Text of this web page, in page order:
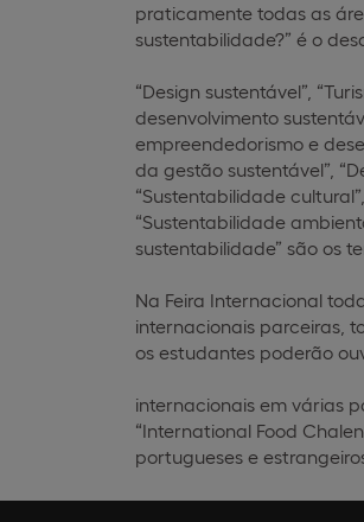
praticamente todas as
sustentabilidade?” é o
“Design sustentável”,
desenvolvimento
empreendedorismo e
da gestão sustentável”,
“Sustentabilidade
“Sustentabilidade
sustentabilidade” são os
Na Feira Internacional
internacionais parceiras,
os estudantes poderão
internacionais em várias
“International Food
portugueses e